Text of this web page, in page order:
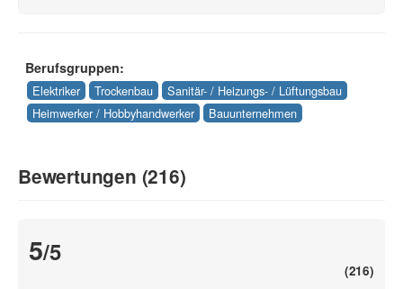
Berufsgruppen:
Elektriker Trockenbau
Sanitär- / Heizungs- / Lüftungsbau
Heimwerker / Hobbyhandwerker
Bauunternehmen
Bewertungen (216)
5/5
(216)